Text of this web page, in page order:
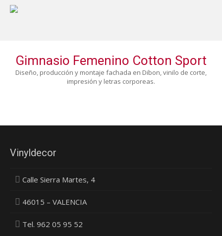
Gimnasio Femenino Cotton Sport
Diseño, producción y montaje fachada en Dibon, vinilo de corte,
impresión y letras corporeas.
Vinyldecor
Calle Sierra Martes, 4
46015 – VALENCIA
Tel. 962 05 95 52